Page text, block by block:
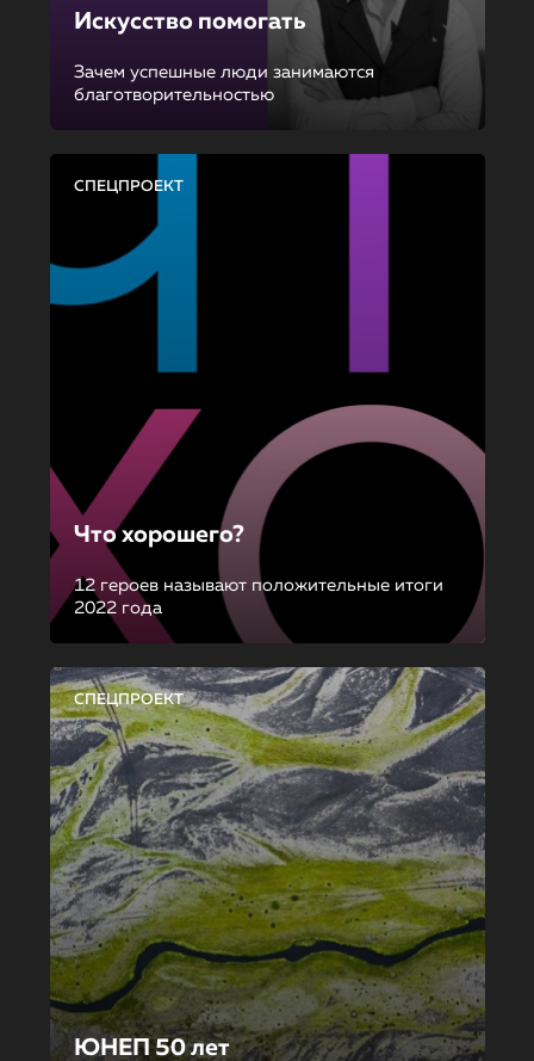
Искусство помогать
Зачем успешные люди занимаются
благотворительностью
СПЕЦПРОЕКТ
Что хорошего?
12 героев называют положительные итоги
2022 года
СПЕЦПРОЕКТ
ЮНЕП 50 лет